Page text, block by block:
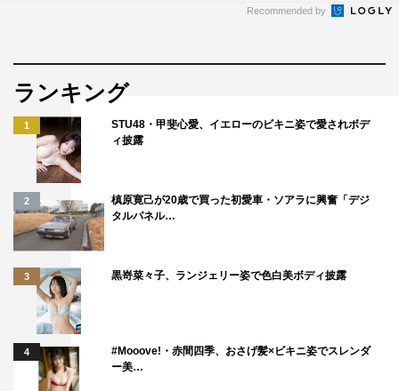
ギュアスケート国別対抗戦2023」の放送も予定されてい
『フィギュアスケートグランプリシリーズ／ファイナル
2022』
2023年3月7日（火）よりTELASA（テラサ）で配信
2023年3月7日（火）～：アメリカ大会・カナダ大会
2023年3月14日（火）～：フランス大会・イギリス大会
2023年3月27日（月）～：フィンランド大会・グランプリ
ファイナル
TELASA：
※3月7日（火）、「auスマートパスプレミアム」ではベ
ストセレクション（全9本）を配信
Recommended by
ランキング
1
STU48・甲斐心愛、イエローのビキニ姿で愛されボデ
ィ披露
2
槙原寛己が20歳で買った初愛車・ソアラに興奮「デジ
タルパネル…
3 黒嵜菜々子、ランジェリー姿で色白美ボディ披露
4
#Mooove!・赤間四季、おさげ髪×ビキニ姿でスレンダ
ー美…